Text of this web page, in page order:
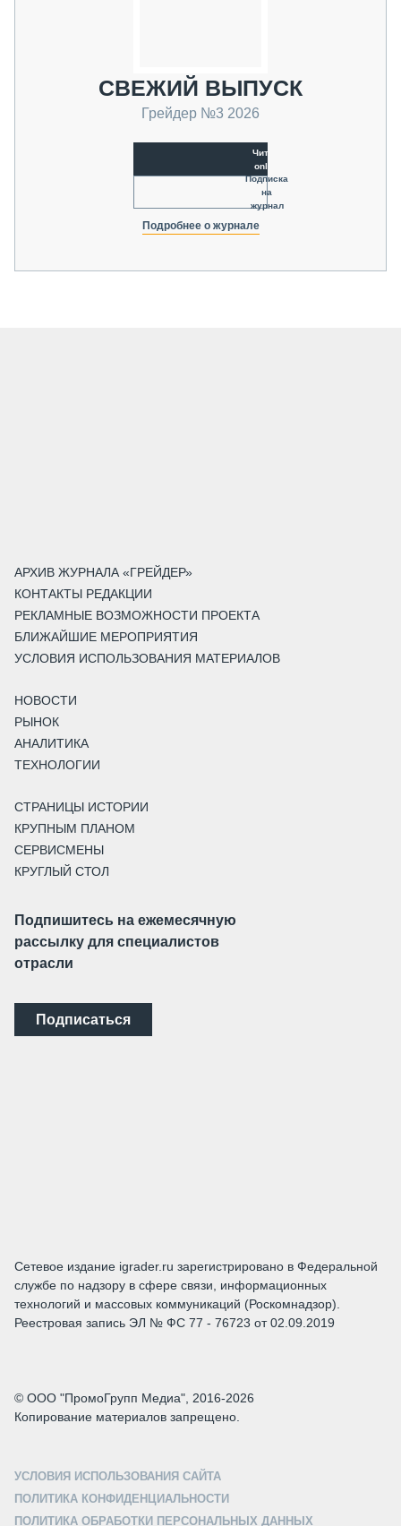
СВЕЖИЙ ВЫПУСК
Грейдер №3 2026
Читать
online
Подписка
на
журнал
Подробнее о журнале
АРХИВ ЖУРНАЛА «ГРЕЙДЕР»
КОНТАКТЫ РЕДАКЦИИ
РЕКЛАМНЫЕ ВОЗМОЖНОСТИ ПРОЕКТА
БЛИЖАЙШИЕ МЕРОПРИЯТИЯ
УСЛОВИЯ ИСПОЛЬЗОВАНИЯ МАТЕРИАЛОВ
НОВОСТИ
РЫНОК
АНАЛИТИКА
ТЕХНОЛОГИИ
СТРАНИЦЫ ИСТОРИИ
КРУПНЫМ ПЛАНОМ
СЕРВИСМЕНЫ
КРУГЛЫЙ СТОЛ
Подпишитесь на ежемесячную
рассылку для специалистов
отрасли
Подписаться
Сетевое издание igrader.ru зарегистрировано в Федеральной
службе по надзору в сфере связи, информационных
технологий и массовых коммуникаций (Роскомнадзор).
Реестровая запись ЭЛ № ФС 77 - 76723 от 02.09.2019
© ООО "ПромоГрупп Медиа", 2016-2026
Копирование материалов запрещено.
УСЛОВИЯ ИСПОЛЬЗОВАНИЯ САЙТА
ПОЛИТИКА КОНФИДЕНЦИАЛЬНОСТИ
ПОЛИТИКА ОБРАБОТКИ ПЕРСОНАЛЬНЫХ ДАННЫХ